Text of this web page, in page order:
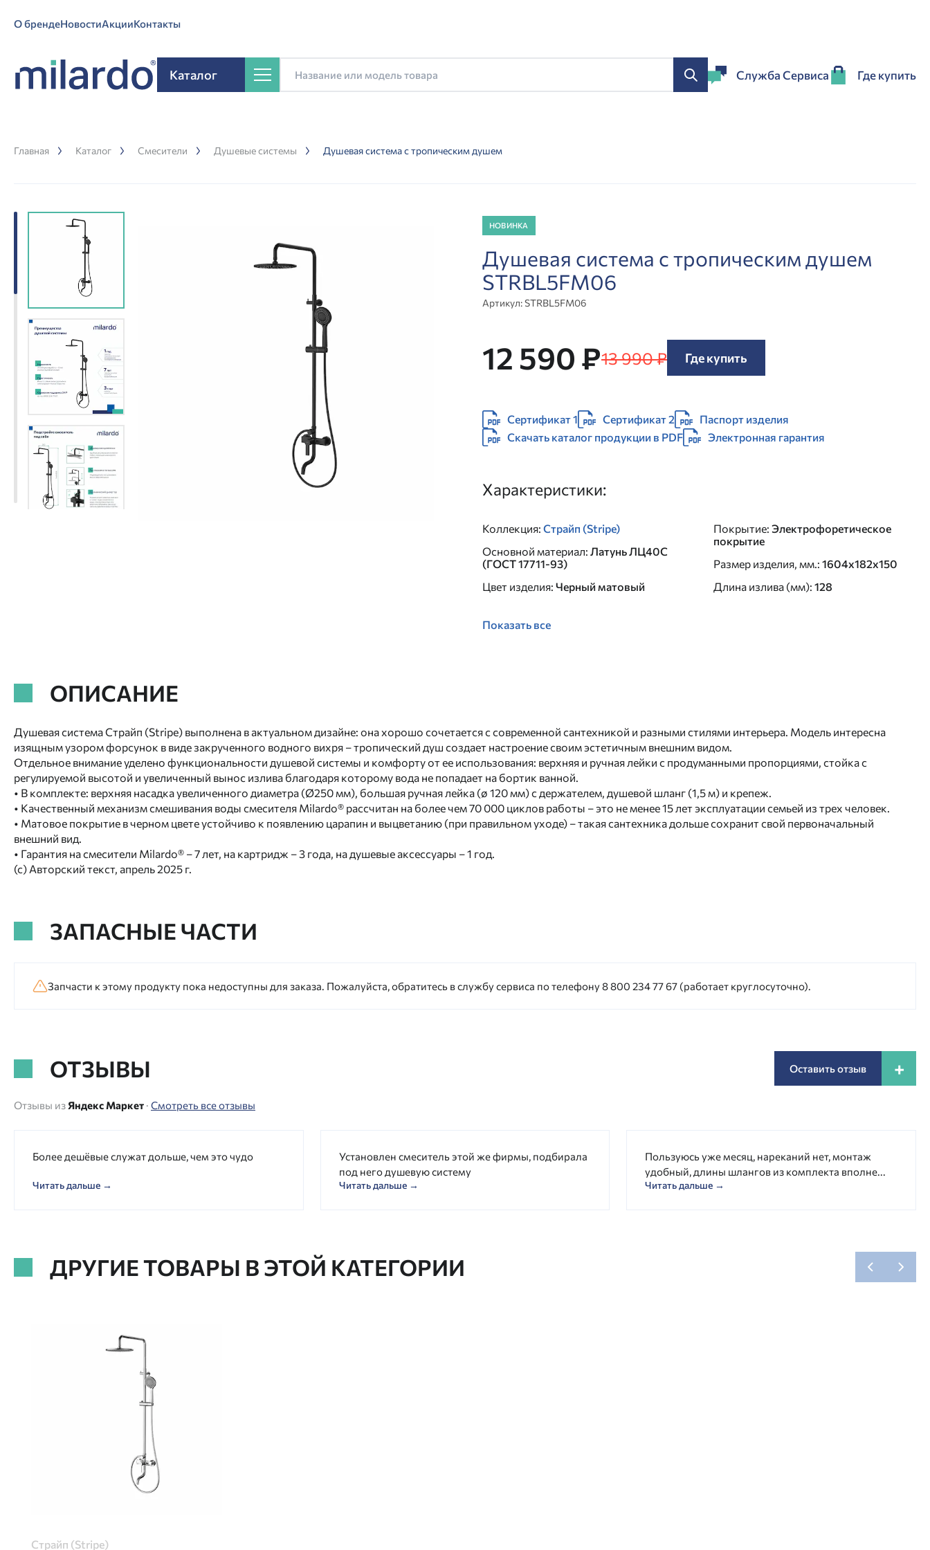
О брендеНовостиАкцииКонтакты
Каталог Служба Сервиса Где купить
Главная Каталог Смесители Душевые системы Душевая система с тропическим душем
НОВИНКА
Душевая система с тропическим душем
STRBL5FM06
Артикул:STRBL5FM06
12 590 ₽13 990 ₽ Где купить
Сертификат 1 Сертификат 2
Паспорт изделия
Скачать каталог продукции в PDF
Электронная гарантия
Характеристики:
Коллекция: Страйп (Stripe)
Основной материал: Латунь ЛЦ40C
(ГОСТ 17711-93)
Цвет изделия: Черный матовый
Покрытие: Электрофоретическое
покрытие
Размер изделия, мм.: 1604x182x150
Длина излива (мм): 128
Показать все
ОПИСАНИЕ
Душевая система Страйп (Stripe) выполнена в актуальном дизайне: она хорошо сочетается с современной сантехникой и разными стилями интерьера. Модель интересна
изящным узором форсунок в виде закрученного водного вихря – тропический душ создает настроение своим эстетичным внешним видом.
Отдельное внимание уделено функциональности душевой системы и комфорту от ее использования: верхняя и ручная лейки с продуманными пропорциями, стойка с
регулируемой высотой и увеличенный вынос излива благодаря которому вода не попадает на бортик ванной.
• В комплекте: верхняя насадка увеличенного диаметра (Ø250 мм), большая ручная лейка (ø 120 мм) с держателем, душевой шланг (1,5 м) и крепеж.
• Качественный механизм смешивания воды смесителя Milardo® рассчитан на более чем 70 000 циклов работы – это не менее 15 лет эксплуатации семьей из трех человек.
• Матовое покрытие в черном цвете устойчиво к появлению царапин и выцветанию (при правильном уходе) – такая сантехника дольше сохранит свой первоначальный
внешний вид.
• Гарантия на смесители Milardo® – 7 лет, на картридж – 3 года, на душевые аксессуары – 1 год.
(с) Авторский текст, апрель 2025 г.
ЗАПАСНЫЕ ЧАСТИ
Запчасти к этому продукту пока недоступны для заказа. Пожалуйста, обратитесь в службу сервиса по телефону 8 800 234 77 67 (работает круглосуточно).
ОТЗЫВЫ Оставить отзыв +
Отзывы из Яндекс Маркет · Смотреть все отзывы
Более дешёвые служат дольше, чем это чудо
Читать дальше →
Установлен смеситель этой же фирмы, подбирала
под него душевую систему
Читать дальше →
Пользуюсь уже месяц, нареканий нет, монтаж
удобный, длины шлангов из комплекта вполне...
Читать дальше →
ДРУГИЕ ТОВАРЫ В ЭТОЙ КАТЕГОРИИ
Страйп (Stripe)